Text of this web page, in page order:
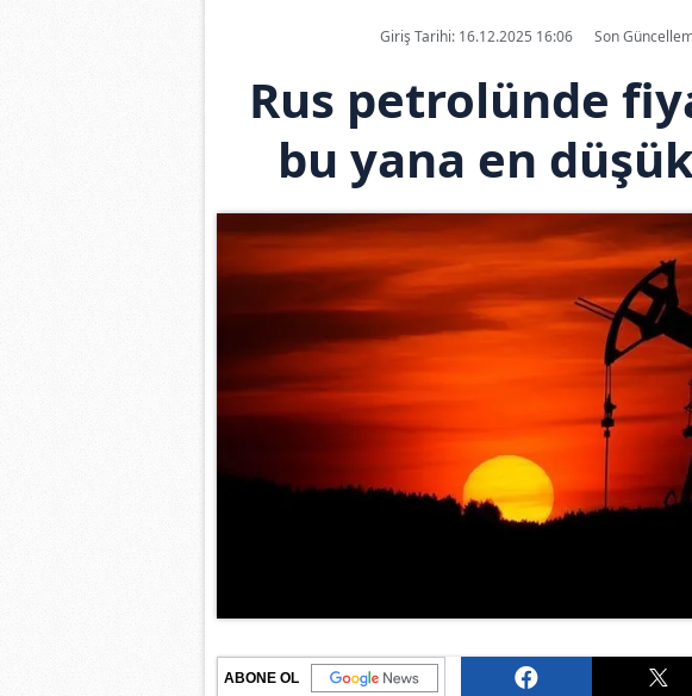
Giriş Tarihi: 16.12.2025 16:06 Son
Rus petrolünde
bu yana en
ABONE OL